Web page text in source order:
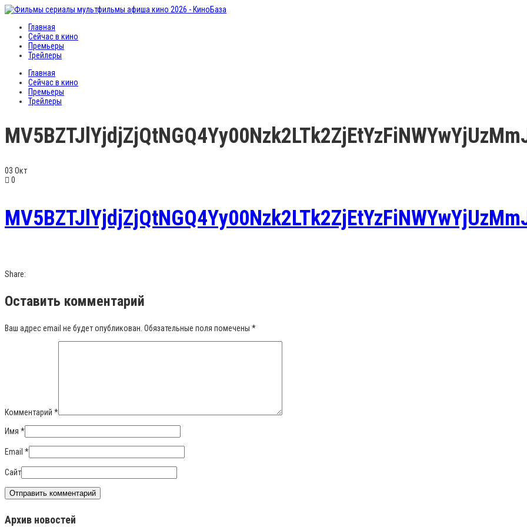
Главная
Сейчас в кино
Премьеры
Трейлеры
Главная
Сейчас в кино
Премьеры
Трейлеры
03 Окт
0
Share:
Оставить комментарий
Ваш адрес email не будет опубликован. Обязательные поля помечены *
Комментарий *
Имя *
Email *
Сайт
Архив новостей